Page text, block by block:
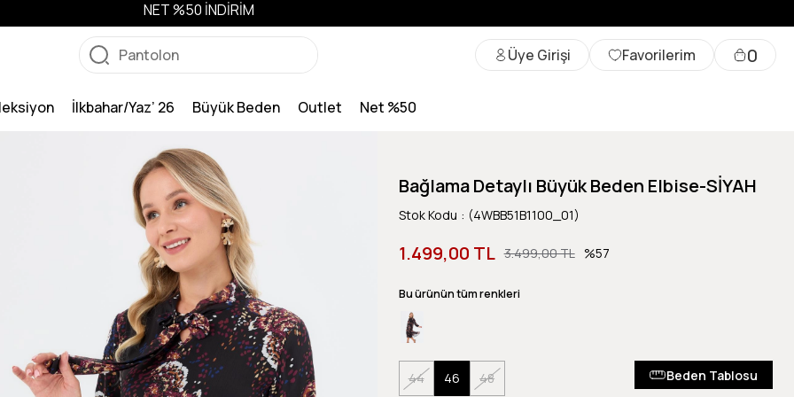
NET %50 İNDİRİM
Üye Girişi Favorilerim 0
İlkbahar/Yaz’ 26 Büyük Beden Outlet Net %50
Bağlama Detaylı Büyük Beden Elbise-SİYAH
Stok Kodu (4WBB51B1100_01)
3.499,00 TL
1.499,00 TL 57
Bu ürünün tüm renkleri
44 46 48 Beden Tablosu